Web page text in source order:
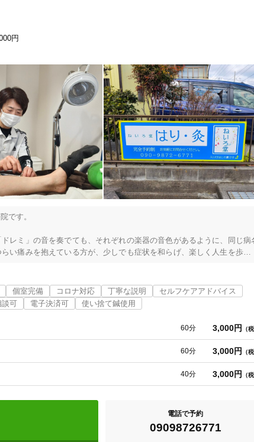
円
です。
レミ」の音を奏でても、それぞれの楽器の音色があるように、同じ病
い痛みを抱えている方が、少しでも症状を和らげ、楽しく人生を歩ん
ていただいております。
療経験が豊富です。
ツ障害にも詳しく、子どもアスリートのケアにも対応しています。
によります）。
ます。
を受けていただけます。
個室完備 コロナ対応 丁寧な説明
セルフケアアドバイス
談可 電子決済可 使い捨て鍼使用
60分 3,000円 （
60分 3,000円 （
40分 3,000円 （
電話で予約
09098726771